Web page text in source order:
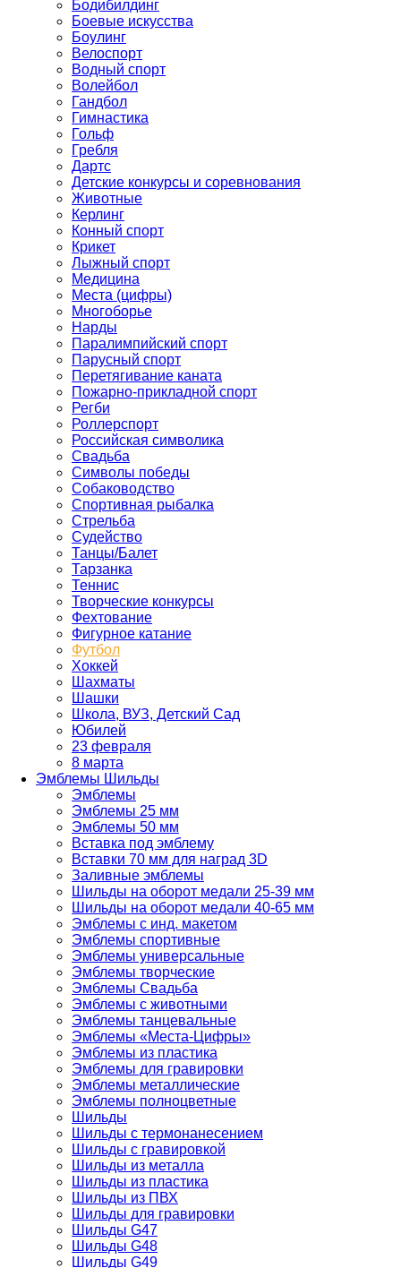
Бодибилдинг
Боевые искусства
Боулинг
Велоспорт
Водный спорт
Волейбол
Гандбол
Гимнастика
Гольф
Гребля
Дартс
Детские конкурсы и соревнования
Животные
Керлинг
Конный спорт
Крикет
Лыжный спорт
Медицина
Места (цифры)
Многоборье
Нарды
Паралимпийский спорт
Парусный спорт
Перетягивание каната
Пожарно-прикладной спорт
Регби
Роллерспорт
Российская символика
Свадьба
Символы победы
Собаководство
Спортивная рыбалка
Стрельба
Судейство
Танцы/Балет
Тарзанка
Теннис
Творческие конкурсы
Фехтование
Фигурное катание
Футбол
Хоккей
Шахматы
Шашки
Школа, ВУЗ, Детский Сад
Юбилей
23 февраля
8 марта
Эмблемы Шильды
Эмблемы
Эмблемы 25 мм
Эмблемы 50 мм
Вставка под эмблему
Вставки 70 мм для наград 3D
Заливные эмблемы
Шильды на оборот медали 25-39 мм
Шильды на оборот медали 40-65 мм
Эмблемы с инд. макетом
Эмблемы спортивные
Эмблемы универсальные
Эмблемы творческие
Эмблемы Свадьба
Эмблемы с животными
Эмблемы танцевальные
Эмблемы «Места-Цифры»
Эмблемы из пластика
Эмблемы для гравировки
Эмблемы металлические
Эмблемы полноцветные
Шильды
Шильды с термонанесением
Шильды с гравировкой
Шильды из металла
Шильды из пластика
Шильды из ПВХ
Шильды для гравировки
Шильды G47
Шильды G48
Шильды G49